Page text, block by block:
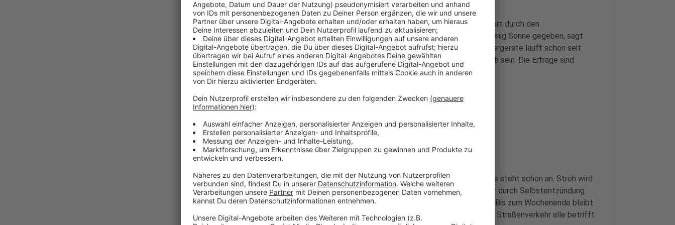
Die Folge sind lückenhafte Bestände quer durch den Kreis Steinfurt durch den
Sauerstoffmangel im Boden. Dann habe es für das Getreide zu wenig Sonne gegeben, sagt
Kreislandwirtin Mareike Lölfer aus Wettringen. Die Ernte der Wintergerste läuft schon seit
letzter Woche und dürfte bis zum Wochenende größtenteils durch sein. Die Erträge sind
durchwachsen.
Es bleibt beim Wettlauf gegen den Regen
Anzeige
Nächste Woche geht es mit Tritticale los und auch die Raps-Ernte steht schon an. Stroh wird
nur eingefahren, wenn es ganz trocken ist, wegen der Brandgefahr durch Selbstentzündung.
Nicht einfach, wenn es jeden Tag Schauer gibt. Kleiner Lichtblick: Bis zum Wochenende bleibt
es voraussichtlich trocken und es wird wärmer. Was momentan im Straßenverkehr alle betrifft: